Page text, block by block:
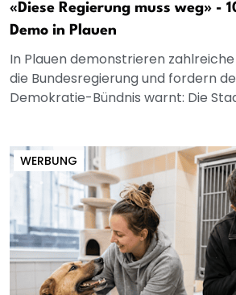
«Diese Regierung muss weg» -
Demo in Plauen
In Plauen demonstrieren
die Bundesregierung und fordern
Demokratie-Bündnis warnt: Die
WERBUNG